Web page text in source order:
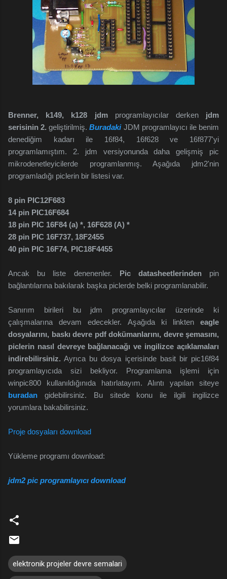
Brenner, k149, k128 jdmprogramlayıcılar derken jdm
serisinin 2. geliştirilmiş.BuradakiJDM programlayıcı ile benim
denediğim kadarı ile 16f84, 16f628 ve 16f877'yi
programlamıştım. 2. jdm versiyonunda daha gelişmiş pic
mikrodenetleyicilerde programlanmış. Aşağıda jdm2'nin
programladığı piclerin bir listesi var.
8 pin PIC12F683
14 pin PIC16F684
18 pin PIC 16F84 (a) *, 16F628 (A) *
28 pin PIC 16F737, 18F2455
40 pin PIC 16F74, PIC18F4455
Ancak bu liste denenenler. Pic datasheetlerindenpin
bağlantılarına bakılarak başka piclerde belki programlanabilir.
Sanırım birileri bu jdm programlayıcılar üzerinde ki
çalışmalarına devam edecekler. Aşağıda ki linkten eagle
dosyalarını, baskı devre pdf dokümanlarını, devre şemasını,
piclerin nasıl devreye bağlanacağı ve ingilizce açıklamaları
indirebilirsiniz. Ayrıca bu dosya içerisinde basit bir pic16f84
programlayıcıda sizi
bekliyor. Programlama işlemi için
winpic800 kullanıldığınıda hatırlatayım. Alıntı yapılan siteye
buradan gidebilirsiniz. Bu sitede konu ile ilgili ingilizce
yorumlara bakabilirsiniz.
Proje dosyaları download
Yükleme programı download:
jdm2 pic programlayıcı download
elektronik projeler devre semalari